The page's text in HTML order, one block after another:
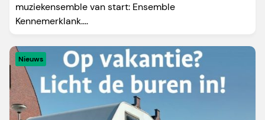
muziekensemble van start: Ensemble
Kennemerklank....
Nieuws